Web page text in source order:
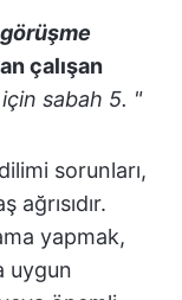
çalışan
sabah 5. "
sorunları,
yapmak,
uygun